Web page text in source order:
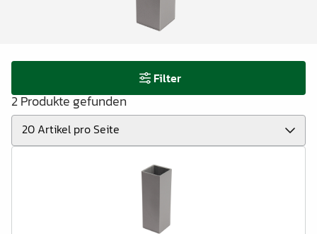
Filter
2 Produkte gefunden